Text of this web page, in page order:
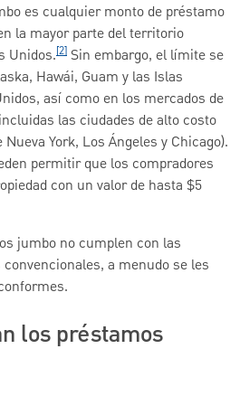
es cualquier monto de préstamo
la mayor parte del territorio
Unidos.[2] Sin embargo, el límite se
Hawái, Guam y las Islas
así como en los mercados de
las ciudades de alto costo
York, Los Ángeles y Chicago).
permitir que los compradores
con un valor de hasta $5
jumbo no cumplen con las
a menudo se les
los préstamos